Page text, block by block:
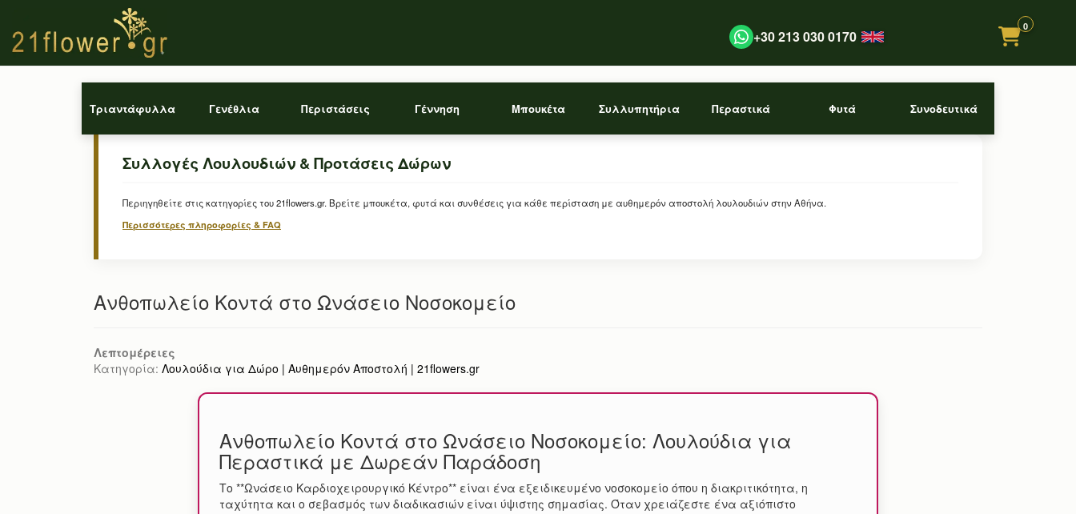
+30 213 030 0170
0
Τριαντάφυλλα Γενέθλια Περιστάσεις Γέννηση Μπουκέτα Συλλυπητήρια Περαστικά Φυτά Συνοδευτικά
Συλλογές Λουλουδιών & Προτάσεις Δώρων
Περιηγηθείτε στις κατηγορίες του 21flowers.gr. Βρείτε μπουκέτα, φυτά και συνθέσεις για κάθε περίσταση με αυθημερόν αποστολή λουλουδιών στην Αθήνα.
Περισσότερες πληροφορίες & FAQ
Ανθοπωλείο Κοντά στο Ωνάσειο Νοσοκομείο
Λεπτομέρειες
Κατηγορία: Λουλούδια για Δώρο | Αυθημερόν Αποστολή | 21flowers.gr
Ανθοπωλείο Κοντά στο Ωνάσειο Νοσοκομείο: Λουλούδια για
Περαστικά με Δωρεάν Παράδοση
Το **Ωνάσειο Καρδιοχειρουργικό Κέντρο** είναι ένα εξειδικευμένο νοσοκομείο όπου η διακριτικότητα, η
ταχύτητα και ο σεβασμός των διαδικασιών είναι ύψιστης σημασίας. Όταν χρειάζεστε ένα αξιόπιστο